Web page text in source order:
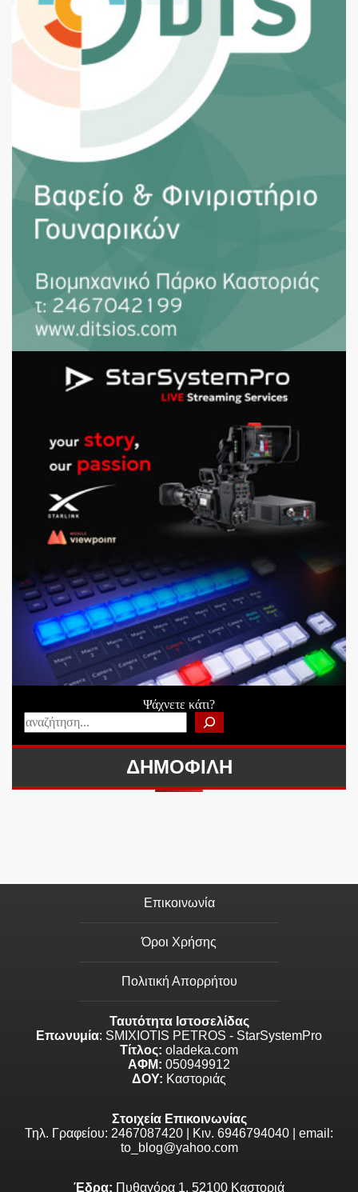
Ψάχνετε κάτι?
ΔΗΜΟΦΙΛΗ
Επικοινωνία
Όροι Χρήσης
Πολιτική Απορρήτου
Ταυτότητα Ιστοσελίδας
Επωνυμία: SMIXIOTIS PETROS - StarSystemPro
Τίτλος: oladeka.com
ΑΦΜ: 050949912
ΔΟΥ: Καστοριάς
Στοιχεία Επικοινωνίας
Τηλ. Γραφείου: 2467087420 | Κιν. 6946794040 | email:
to_blog@yahoo.com
Έδρα: Πυθαγόρα 1, 52100 Καστοριά